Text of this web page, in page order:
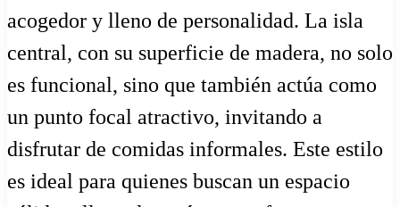
acogedor y lleno de personalidad. La isla
central, con su superficie de madera, no solo
es funcional, sino que también actúa como
un punto focal atractivo, invitando a
disfrutar de comidas informales. Este estilo
es ideal para quienes buscan un espacio